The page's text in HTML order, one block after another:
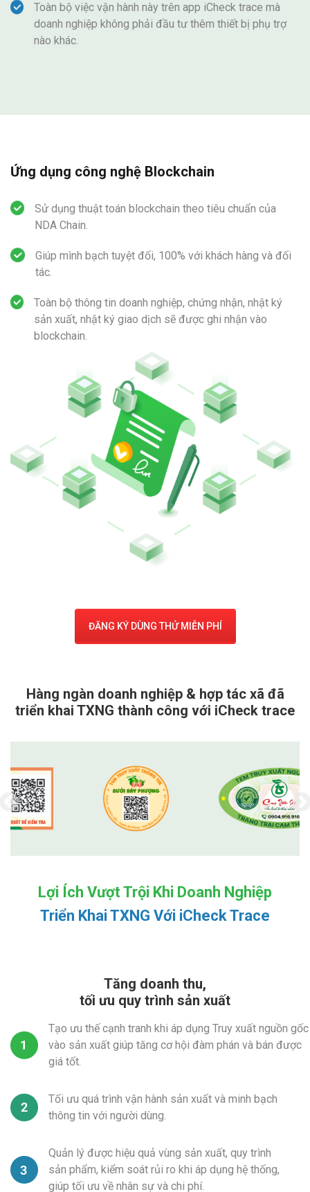
Toàn bộ việc vận hành này trên app iCheck trace mà
doanh nghiệp không phải đầu tư thêm thiết bị phụ trợ
nào khác.
Ứng dụng công nghệ Blockchain
Sử dụng thuật toán blockchain theo tiêu chuẩn của
NDA Chain.
Giúp mình bạch tuyệt đối, 100% với khách hàng và đối
tác.
Toàn bộ thông tin doanh nghiệp, chứng nhận, nhật ký
sản xuất, nhật ký giao dịch sẽ được ghi nhận vào
blockchain.
ĐĂNG KÝ DÙNG THỬ MIỄN PHÍ
Hàng ngàn doanh nghiệp & hợp tác xã đã
triển khai TXNG thành công với iCheck trace
Lợi Ích Vượt Trội Khi Doanh Nghiệp
Triển Khai TXNG Với iCheck Trace
Tăng doanh thu,
tối ưu quy trình sản xuất
Tạo ưu thế cạnh tranh khi áp dụng Truy xuất nguồn gốc
vào sản xuất giúp tăng cơ hội đàm phán và bán được
giá tốt.
Tối ưu quá trình vận hành sản xuất và minh bạch
thông tin với người dùng.
Quản lý được hiệu quả vùng sản xuất, quy trình
sản phẩm, kiểm soát rủi ro khi áp dụng hệ thống,
giúp tối ưu về nhân sự và chi phí.